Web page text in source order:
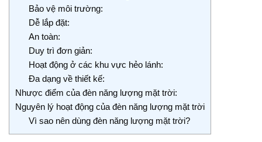
Bảo vệ môi trường:
Dễ lắp đặt:
An toàn:
Duy trì đơn giản:
Hoạt động ở các khu vực hẻo lánh:
Đa dạng về thiết kế:
Nhược điểm của đèn năng lượng mặt trời:
Nguyên lý hoạt động của đèn năng lượng mặt trời
Vì sao nên dùng đèn năng lượng mặt trời?